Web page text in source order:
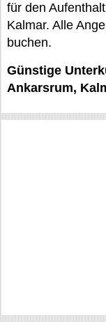
für den
Kalmar. Alle
buchen.
Günstige
Ankarsrum,